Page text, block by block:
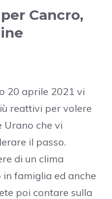
Cancro,
20 aprile 2021 vi
reattivi per volere
Urano che vi
il passo.
di un clima
famiglia ed anche
poi contare sulla